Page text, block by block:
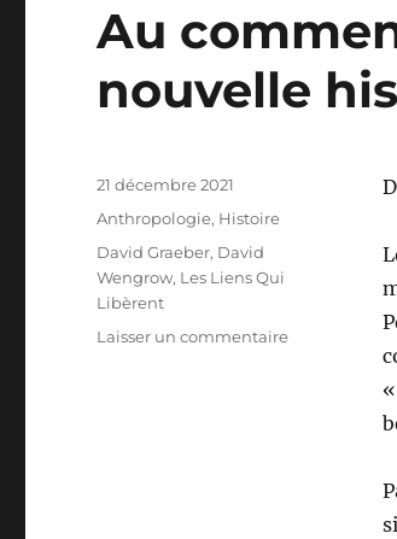
Au
nouvelle
Publié
21 décembre 2021
Catégories
Anthropologie, Histoire
Étiquettes
David Graeber, David
Wengrow, Les Liens Qui
Libèrent
Laisser un commentairesur